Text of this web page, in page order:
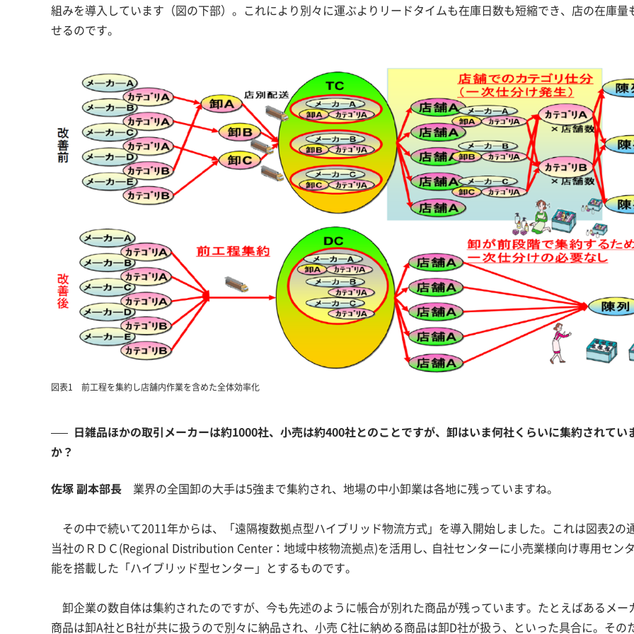
組みを導入しています（図の下部）。これにより別々に運ぶよりリードタイムも在庫日数も短縮でき、店の在庫量
せるのです。
図表1 前工程を集約し店舗内作業を含めた全体効率化
日雑品ほかの取引メーカーは約1000社、小売は約400社とのことですが、卸はいま何社くらいに集約されてい
か？
佐塚 副本部長 業界の全国卸の大手は5強まで集約され、地場の中小卸業は各地に残っていますね。
その中で続いて2011年からは、「遠隔複数拠点型ハイブリッド物流方式」を導入開始しました。これは図表2の
当社のＲＤＣ(Regional Distribution Center：地域中核物流拠点)を活用し､ 自社センターに小売業様向け専用セン
能を搭載した「ハイブリッド型センター」とするものです。
卸企業の数自体は集約されたのですが、今も先述のように帳合が別れた商品が残っています。たとえばあるメー
商品は卸A社とB社が共に扱うので別々に納品され、小売 C社に納める商品は卸D社が扱う、といった具合に。その